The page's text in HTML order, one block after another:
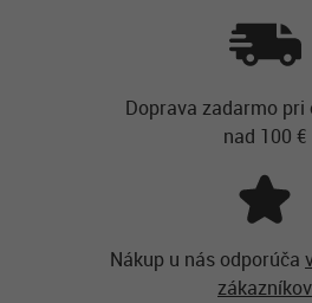
Doprava zadarmo pri
nad 100 €
Nákup u nás odporúča
zákazníkov